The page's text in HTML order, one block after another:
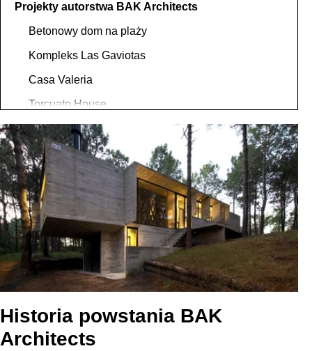
Projekty autorstwa BAK Architects
Betonowy dom na plaży
Kompleks Las Gaviotas
Casa Valeria
Torcuato House
Kontakty
Historia powstania BAK
Architects